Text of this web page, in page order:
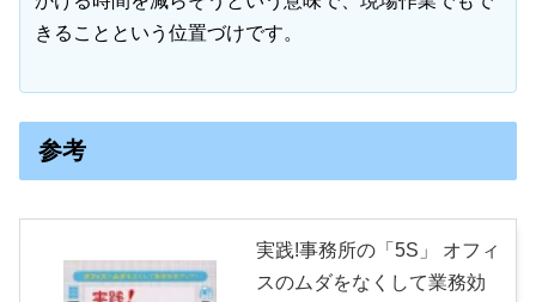
きることという位置づけです。
参考
実践!事務所の「5S」 オフィ
スのムダをなくして業務効